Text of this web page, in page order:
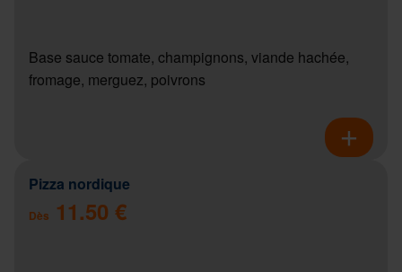
Base sauce tomate, champignons, viande hachée,
fromage, merguez, poivrons
Pizza nordique
Dès 11.50 €